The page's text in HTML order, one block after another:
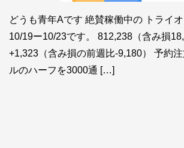
どうも青年Aです 絶賛稼働中の トライ
10/19ー10/23です。 812,238（含み損
+1,323（含み損の前週比-9,180） 予約
ルのハーフを3000通 […]